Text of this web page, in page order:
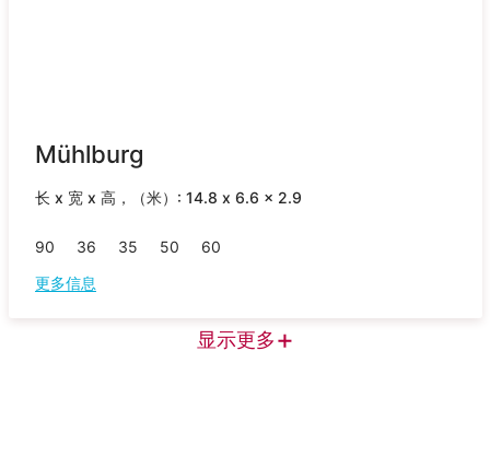
Mühlburg
长 x 宽 x 高，（米）: 14.8 x 6.6 x 2.9
90 36 35 50
60
更多信息
显示更多+